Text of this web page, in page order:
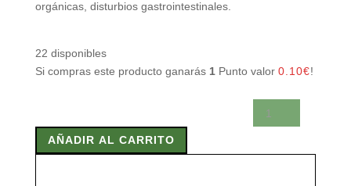
orgánicas, disturbios gastrointestinales.
22 disponibles
Si compras este producto ganarás 1Punto valor 0.10€!
50
AÑADIR AL CARRITO